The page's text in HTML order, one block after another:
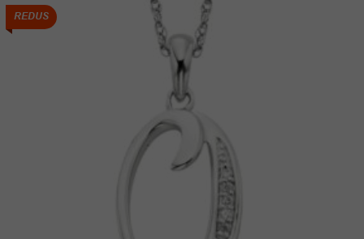
104.00 lei.
REDUS